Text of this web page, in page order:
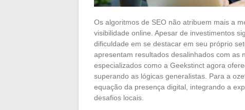
Os algoritmos de SEO não atribuem mais a
visibilidade online. Apesar de investimentos
dificuldade em se destacar em seu próprio
apresentam resultados desalinhados com as
especializados como a Geekstinct agora
superando as lógicas generalistas. Para a
equação da presença digital, integrando a
desafios locais.